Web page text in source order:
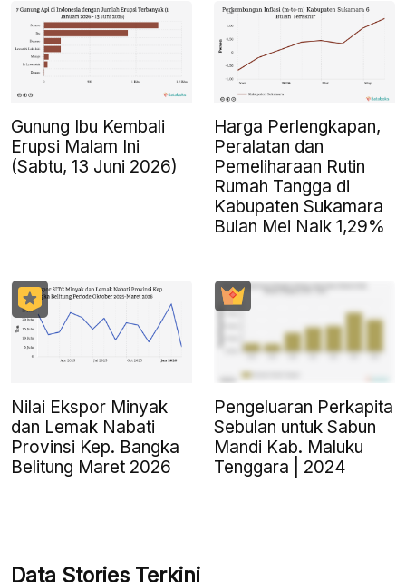
Gunung Ibu Kembali
Erupsi Malam Ini
(Sabtu, 13 Juni 2026)
Harga Perlengkapan,
Peralatan dan
Pemeliharaan Rutin
Rumah Tangga di
Kabupaten Sukamara
Bulan Mei Naik 1,29%
Nilai Ekspor Minyak
dan Lemak Nabati
Provinsi Kep. Bangka
Belitung Maret 2026
Pengeluaran Perkapita
Sebulan untuk Sabun
Mandi Kab. Maluku
Tenggara | 2024
Data Stories Terkini